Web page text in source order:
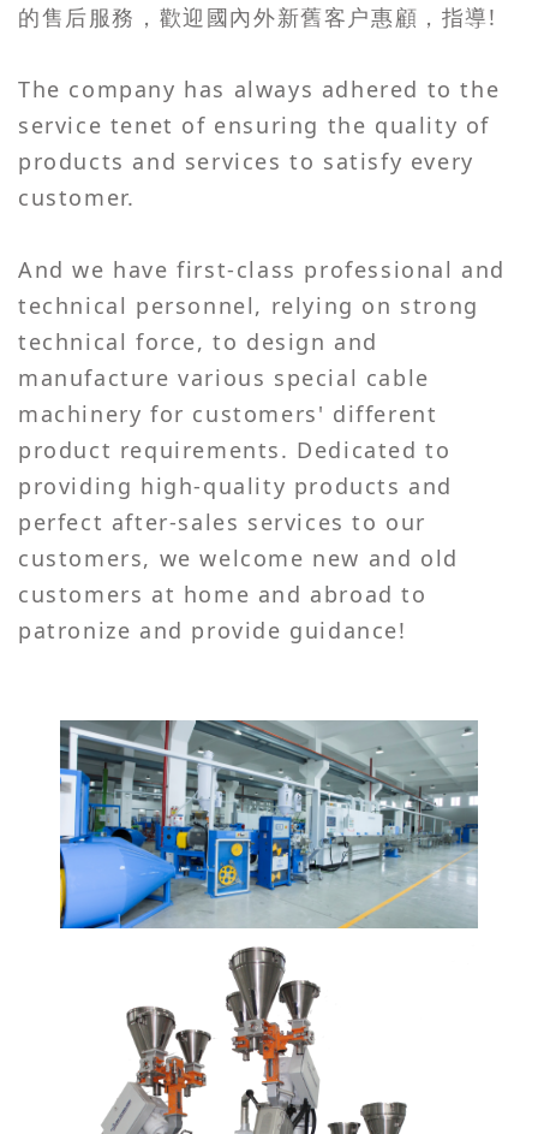
的售后服務，歡迎國內外新舊客户惠顧，指導!
The company has always adhered to the
service tenet of ensuring the quality of
products and services to satisfy every
customer.
And we have first-class professional and
technical personnel, relying on strong
technical force, to design and
manufacture various special cable
machinery for customers' different
product requirements. Dedicated to
providing high-quality products and
perfect after-sales services to our
customers, we welcome new and old
customers at home and abroad to
patronize and provide guidance!